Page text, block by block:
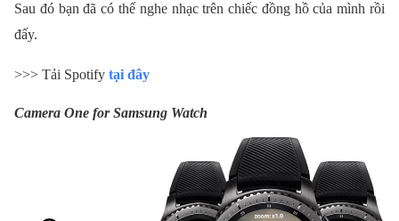
Sau đó bạn đã có thể nghe nhạc trên chiếc đồng hồ của mình rồi
đấy.
>>> Tải Spotify tại đây
Camera One for Samsung Watch